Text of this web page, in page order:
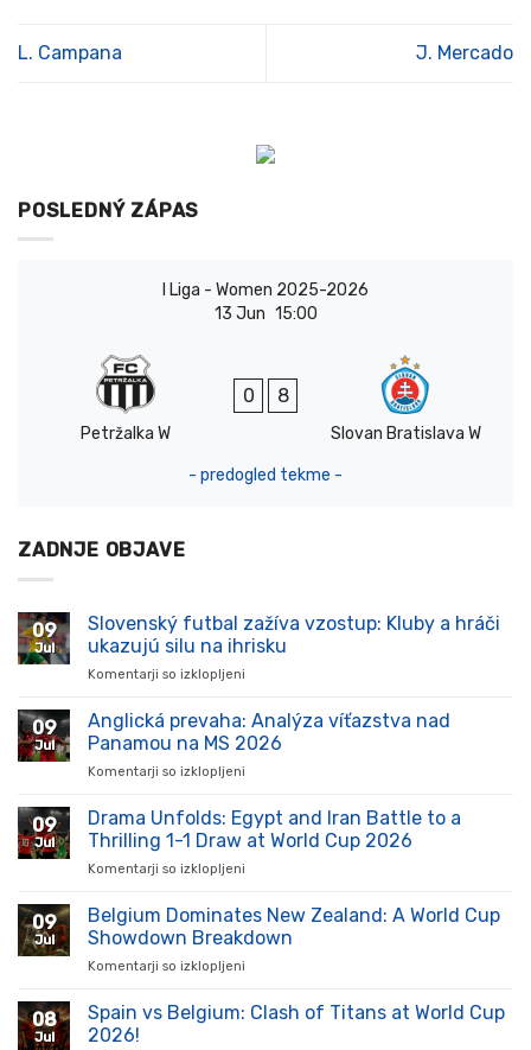
L. Campana J. Mercado
POSLEDNÝ ZÁPAS
I Liga - Women 2025-2026
13 Jun 15:00
Petržalka W
0 8
Slovan Bratislava W
- predogled tekme -
ZADNJE OBJAVE
09
Jul
Slovenský futbal zažíva vzostup: Kluby a hráči
ukazujú silu na ihrisku
Komentarji so izklopljeni
futbal
zažíva
vzostup:
hráči
ukazujú
09
Jul
Anglická prevaha: Analýza víťazstva nad
Panamou na MS 2026
Komentarji so izklopljeni
prevaha:
Analýza
víťazstva
na
MS
09
Jul
Drama Unfolds: Egypt and Iran Battle to a
Thrilling 1-1 Draw at World Cup 2026
Komentarji so izklopljeni
Unfolds:
Egypt
and
to
09
Jul
Belgium Dominates New Zealand: A World Cup
Showdown Breakdown
Komentarji so izklopljeni
Dominates
08
Jul
Spain vs Belgium: Clash of Titans at World Cup
2026!